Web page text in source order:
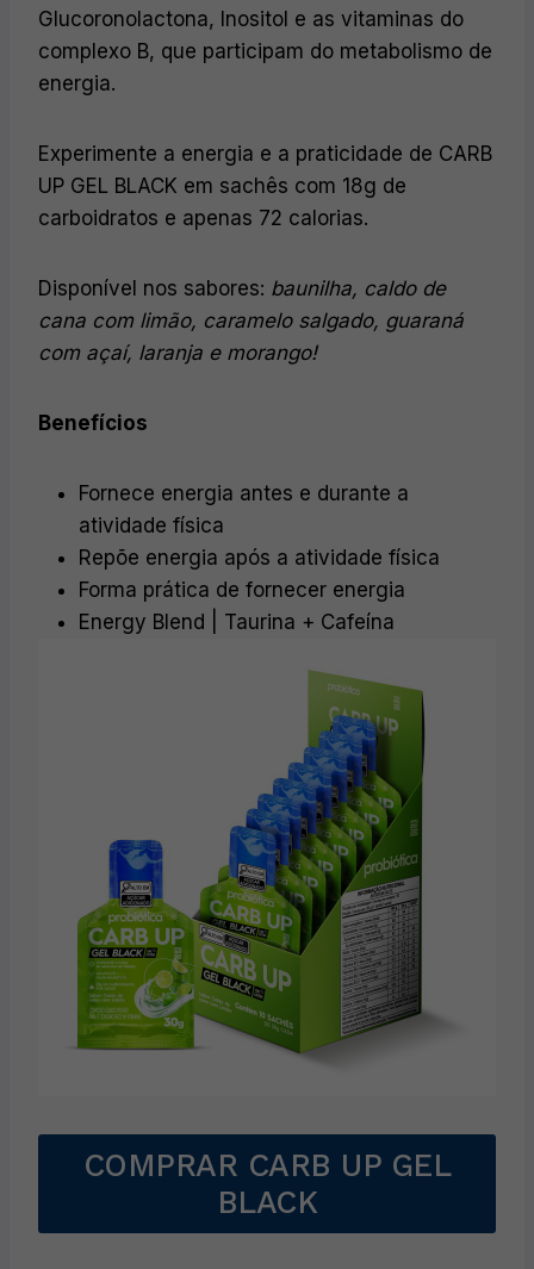
Glucoronolactona, Inositol e as vitaminas do
complexo B, que participam do metabolismo de
energia.
Experimente a energia e a praticidade de CARB
UP GEL BLACK em sachês com 18g de
carboidratos e apenas 72 calorias.
Disponível nos sabores: baunilha, caldo de
cana com limão, caramelo salgado, guaraná
com açaí, laranja e morango!
Benefícios
Fornece energia antes e durante a
atividade física
Repõe energia após a atividade física
Forma prática de fornecer energia
Energy Blend | Taurina + Cafeína
COMPRAR CARB UP GEL
BLACK